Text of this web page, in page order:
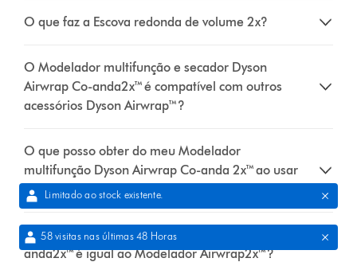
Limitado ao stock existente.
58 visitas nas últimas 48 Horas
O que faz a Escova redonda de volume 2x?
O Modelador multifunção e secador Dyson
Airwrap Co-anda2x™ é compatível com outros
acessórios Dyson Airwrap™?
O que posso obter do meu Modelador
multifunção Dyson Airwrap Co-anda 2x™ ao usar
a app MyDyson™?
O Modelador multifunção Dyson Airwrap Co-
anda2x™ é igual ao Modelador Airwrap2x™?